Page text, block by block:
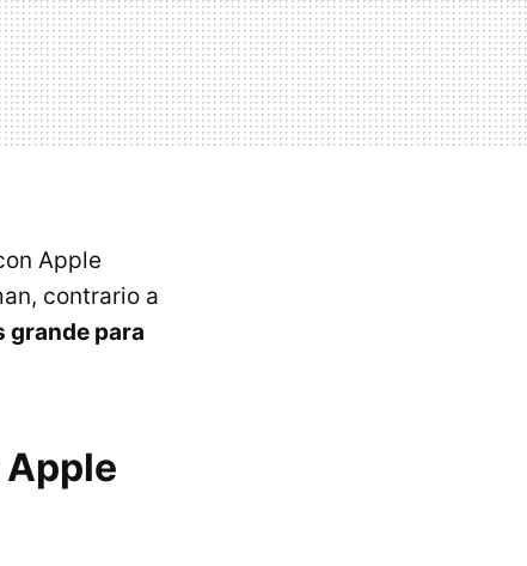
Apple
contrario a
grande para
Apple